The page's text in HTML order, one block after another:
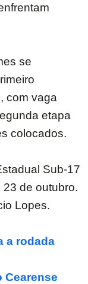
se
com vaga
etapa
colocados.
Sub-17
de outubro.
Lopes.
a rodada
Cearense